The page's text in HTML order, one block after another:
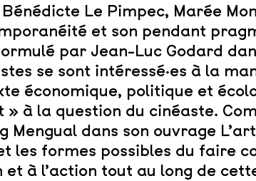
Le Pimpec, Marée
et son pendant
par Jean-Luc Godard
se sont intéressé·es à la
économique, politique et
» à la question du cinéaste.
Mengual dans son ouvrage
les formes possibles du faire
à l’action tout au long de